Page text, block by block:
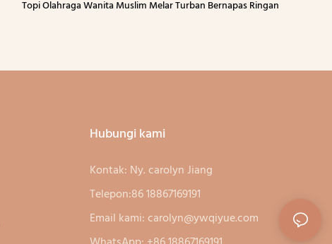
Topi Olahraga Wanita Muslim Melar Turban Bernapas Ringan
Hubungi kami
Kontak: Ny. carolyn Jiang
Telepon:86 18867169191
Email kami:carolyn@ywqiyue.com